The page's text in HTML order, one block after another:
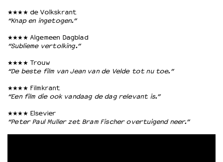
Privacyverklaring
Duurzaamheid
Culturele boycot Israël
Ruimte voor artistieke vrijheid – VNPF
★★★★ de Volkskrant
“Knap en ingetogen.”
★★★★ Algemeen Dagblad
“Sublieme vertolking.”
★★★★ Trouw
“De beste film van Jean van de Velde tot nu toe.”
★★★★ Filmkrant
“Een film die ook vandaag de dag relevant is.”
★★★★ Elsevier
“Peter Paul Muller zet Bram Fischer overtuigend neer.”